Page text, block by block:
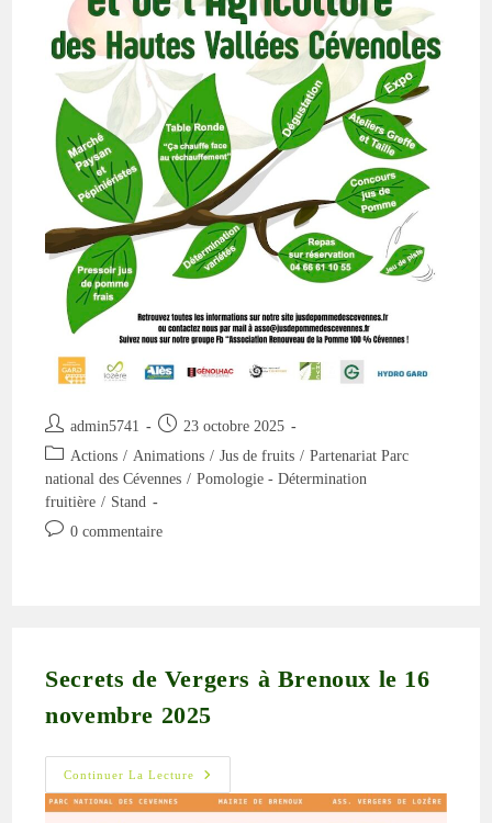
Auteur/autrice
de
publication :
admin5741
Publication
publiée :
23 octobre 2025
Post
category:
Actions / Animations / Jus de fruits / Partenariat Parc
national des Cévennes / Pomologie - Détermination
fruitière / Stand
Commentaires
0 commentaire
Secrets de Vergers à Brenoux le 16
novembre 2025
Continuer La Lecture
Secrets
De
Vergers